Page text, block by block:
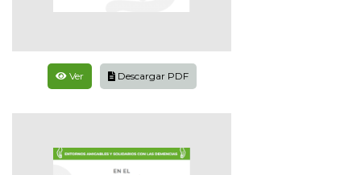
Ver Descargar PDF